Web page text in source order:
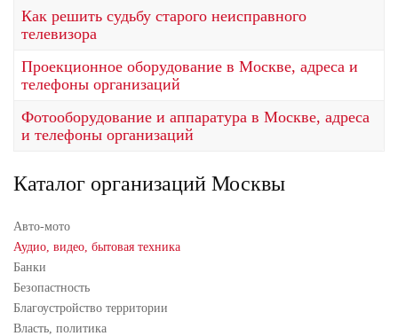
Как решить судьбу старого неисправного
телевизора
Проекционное оборудование в Москве, адреса и
телефоны организаций
Фотооборудование и аппаратура в Москве, адреса
и телефоны организаций
Каталог организаций Москвы
Авто-мото
Аудио, видео, бытовая техника
Банки
Безопастность
Благоустройство территории
Власть, политика